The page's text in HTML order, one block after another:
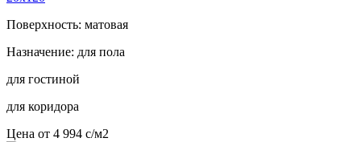
Поверхность: матовая
Назначение: для пола
для гостиной
для коридора
Цена от 4 994 c/м2